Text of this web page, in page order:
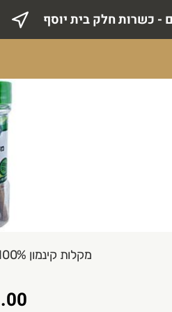
חלק בית יוסף
- כשרות חלק בית יוסף
מקלות קינמון 100% 15 גרם תבליני טעם וריח